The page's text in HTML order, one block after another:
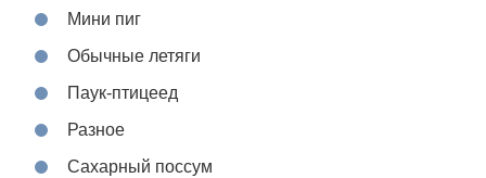
Мини пиг
Обычные летяги
Паук-птицеед
Разное
Сахарный поссум